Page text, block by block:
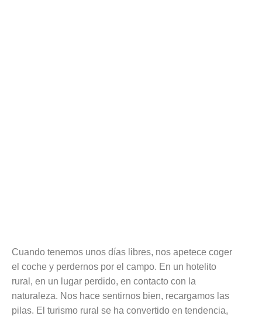
Cuando tenemos unos días libres, nos apetece coger
el coche y perdernos por el campo. En un hotelito
rural, en un lugar perdido, en contacto con la
naturaleza. Nos hace sentirnos bien, recargamos las
pilas. El turismo rural se ha convertido en tendencia,